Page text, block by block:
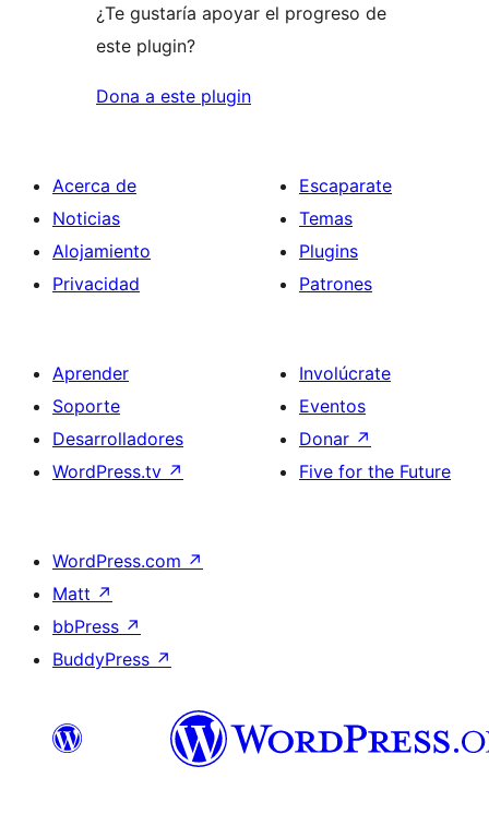
¿Te gustaría apoyar el progreso de
este plugin?
Dona a este plugin
Acerca de
Noticias
Alojamiento
Privacidad
Escaparate
Temas
Plugins
Patrones
Aprender
Soporte
Desarrolladores
WordPress.tv ↗
Involúcrate
Eventos
Donar ↗
Five for the Future
WordPress.com ↗
Matt ↗
bbPress ↗
BuddyPress ↗